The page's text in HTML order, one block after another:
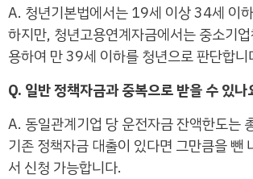
A. 청년기본법에서는 19세 이상 34세 이
하지만, 청년고용연계자금에서는 중소기
용하여 만 39세 이하를 청년으로 판단합니
Q. 일반 정책자금과 중복으로 받을 수 있나
A. 동일관계기업 당 운전자금 잔액한도는
기존 정책자금 대출이 있다면 그만큼을 뺀
서 신청 가능합니다.